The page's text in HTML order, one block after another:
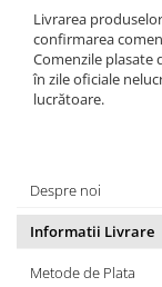
Livrarea
confirmarea
Comenzile plasate
în zile oficiale
lucrătoare.
Despre noi
Informatii Livrare
Metode de Plata